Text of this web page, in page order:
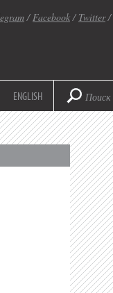
/Facebook/ Twitter/
ENGLISH